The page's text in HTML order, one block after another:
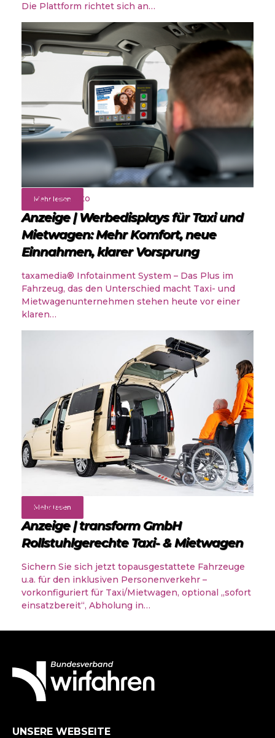
Die Plattform richtet sich an…
Mehr lesen
Rund ums Auto
Anzeige | Werbedisplays für Taxi und
Mietwagen: Mehr Komfort, neue
Einnahmen, klarer Vorsprung
taxamedia® Infotainment System – Das Plus im
Fahrzeug, das den Unterschied macht Taxi- und
Mietwagenunternehmen stehen heute vor einer
klaren…
Mehr lesen
Angebote
Anzeige | transform GmbH
Rollstuhlgerechte Taxi- & Mietwagen
Sichern Sie sich jetzt topausgestattete Fahrzeuge
u.a. für den inklusiven Personenverkehr –
vorkonfiguriert für Taxi/Mietwagen, optional „sofort
einsatzbereit“, Abholung in…
UNSERE WEBSEITE